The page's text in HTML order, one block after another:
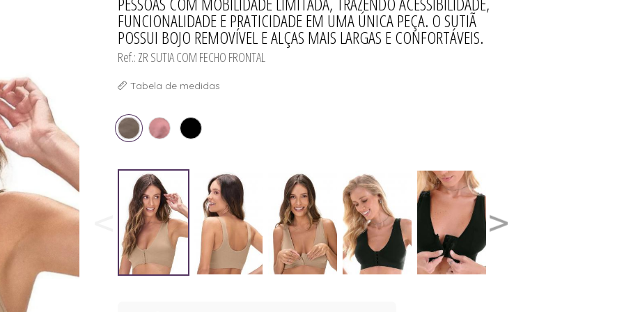
FUNCIONALIDADE E PRATICIDADE EM UMA ÚNICA PEÇA. O SUTIÃ
POSSUI BOJO REMOVÍVEL E ALÇAS MAIS LARGAS E CONFORTÁVEIS.
Ref.: ZR SUTIA COM FECHO FRONTAL
Tabela de medidas